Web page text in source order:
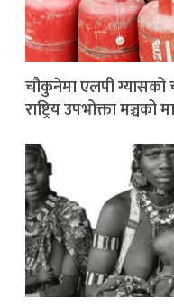
चौकुनेमा एलपी ग्यासको
राष्ट्रिय उपभोक्ता मञ्चको